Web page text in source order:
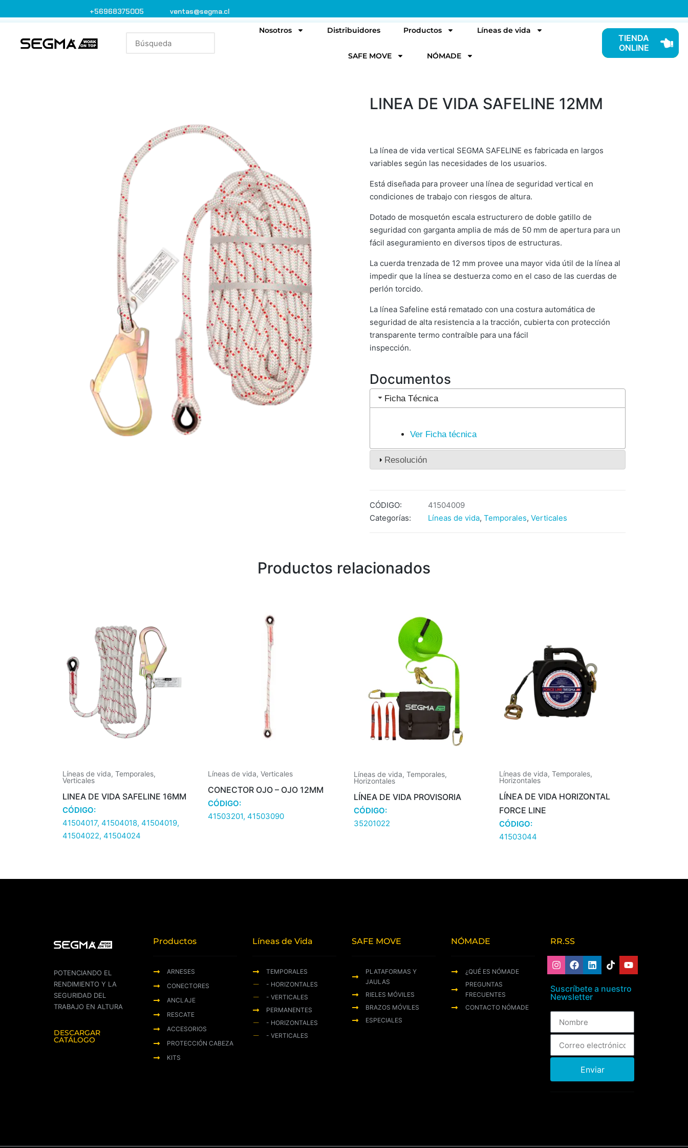
+56968375005 ventas@segma.cl
Nosotros Distribuidores Productos Líneas de vida
SAFE MOVE NÓMADE
TIENDA
ONLINE
LINEA DE VIDA SAFELINE 12MM
La línea de vida vertical SEGMA SAFELINE es fabricada en largos
variables según las necesidades de los usuarios.
Está diseñada para proveer una línea de seguridad vertical en
condiciones de trabajo con riesgos de altura.
Dotado de mosquetón escala estructurero de doble gatillo de
seguridad con garganta amplia de más de 50 mm de apertura para un
fácil aseguramiento en diversos tipos de estructuras.
La cuerda trenzada de 12 mm provee una mayor vida útil de la línea al
impedir que la línea se destuerza como en el caso de las cuerdas de
perlón torcido.
La línea Safeline está rematado con una costura automática de
seguridad de alta resistencia a la tracción, cubierta con protección
transparente termo contraíble para una fácil
inspección.
Documentos
Ficha Técnica
Ver Ficha técnica
Resolución
CÓDIGO:
41504009
Categorías:
Líneas de vida, Temporales, Verticales
Productos relacionados
Líneas de vida, Temporales,
Verticales
LINEA DE VIDA SAFELINE 16MM
CÓDIGO:
41504017, 41504018, 41504019,
41504022, 41504024
Líneas de vida,Verticales
CONECTOR OJO – OJO 12MM
CÓDIGO:
41503201, 41503090
Líneas de vida, Temporales,
Horizontales
LÍNEA DE VIDA PROVISORIA
CÓDIGO:
35201022
Líneas de vida,Temporales,
Horizontales
LÍNEA DE VIDA HORIZONTAL
FORCE LINE
CÓDIGO:
41503044
POTENCIANDO EL
RENDIMIENTO Y LA
SEGURIDAD DEL
TRABAJO EN ALTURA
DESCARGAR
CATÁLOGO
Productos
ARNESES
CONECTORES
ANCLAJE
RESCATE
ACCESORIOS
PROTECCIÓN CABEZA
KITS
Líneas de Vida
TEMPORALES
- HORIZONTALES
- VERTICALES
PERMANENTES
- HORIZONTALES
- VERTICALES
SAFE MOVE
PLATAFORMAS Y
JAULAS
RIELES MÓVILES
BRAZOS MÓVILES
ESPECIALES
NÓMADE
¿QUÉ ES NÓMADE
PREGUNTAS
FRECUENTES
CONTACTO NÓMADE
RR.SS
Suscríbete a nuestro
Newsletter
Enviar